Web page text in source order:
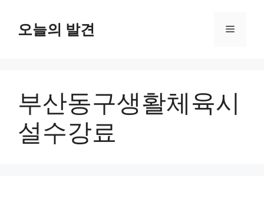
오늘의 발견 메
부산동구생활체육시
설수강료